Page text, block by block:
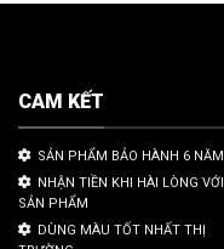
CAM KẾT
SẢN PHẨM BẢO HÀNH 6 NĂM
NHẬN TIỀN KHI HÀI LÒNG VỚI
SẢN PHẨM
DÙNG MÀU TỐT NHẤT THỊ